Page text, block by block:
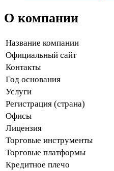
О компании
Название компании
Официальный сайт
Контакты
Год основания
Услуги
Регистрация (страна)
Офисы
Лицензия
Торговые инструменты
Торговые платформы
Кредитное плечо